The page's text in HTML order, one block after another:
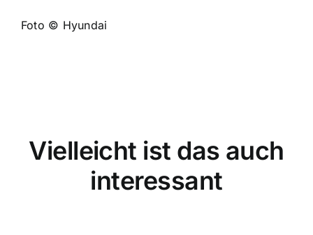
Foto © Hyundai
Vielleicht ist das auch
interessant